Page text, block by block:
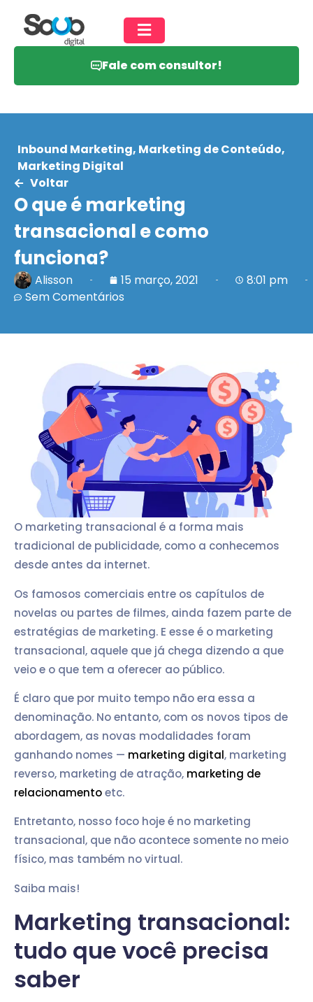
Fale com consultor!
Inbound Marketing, Marketing de Conteúdo,
Marketing Digital
Voltar
O que é marketing
transacional e como
funciona?
Alisson 15 março, 2021
8:01 pm
Sem Comentários
O marketing transacional é a forma mais
tradicional de publicidade, como a conhecemos
desde antes da internet.
Os famosos comerciais entre os capítulos de
novelas ou partes de filmes, ainda fazem parte de
estratégias de marketing. E esse é o marketing
transacional, aquele que já chega dizendo a que
veio e o que tem a oferecer ao público.
É claro que por muito tempo não era essa a
denominação. No entanto, com os novos tipos de
abordagem, as novas modalidades foram
ganhando nomes — marketing digital, marketing
reverso, marketing de atração, marketing de
relacionamentoetc.
Entretanto, nosso foco hoje é no marketing
transacional, que não acontece somente no meio
físico, mas também no virtual.
Saiba mais!
Marketing transacional:
tudo que você precisa
saber